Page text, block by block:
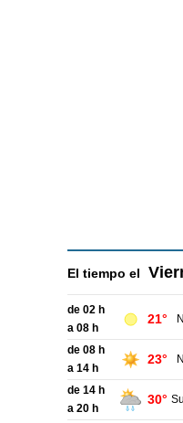
El tiempo el
de 02 h
a 08 h
21°
de 08 h
a 14 h
23°
de 14 h
a 20 h
30°